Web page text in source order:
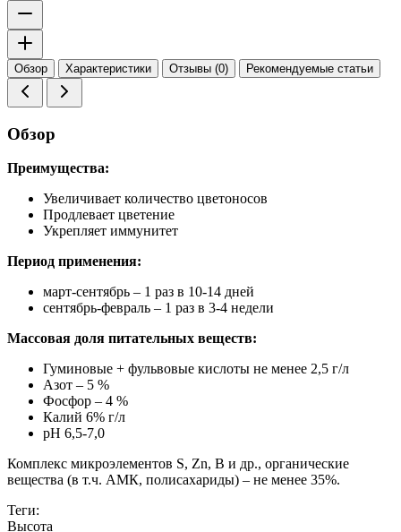
Обзор Характеристики Отзывы (0) Рекомендуемые статьи
Обзор
Преимущества:
Увеличивает количество цветоносов
Продлевает цветение
Укрепляет иммунитет
Период применения:
март-сентябрь – 1 раз в 10-14 дней
сентябрь-февраль – 1 раз в 3-4 недели
Массовая доля питательных веществ:
Гуминовые + фульвовые кислоты не менее 2,5 г/л
Азот – 5 %
Фосфор – 4 %
Калий 6% г/л
рН 6,5-7,0
Комплекс микроэлементов S, Zn, B и др., органические
вещества (в т.ч. АМК, полисахариды) – не менее 35%.
Теги:
Высота